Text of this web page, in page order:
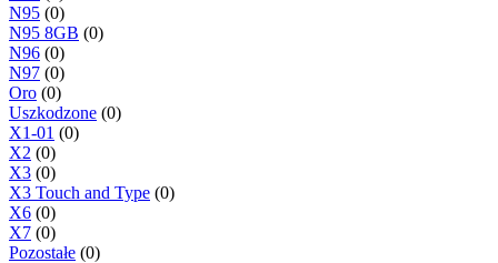
N95 (0)
N95 8GB (0)
N96 (0)
N97 (0)
Oro (0)
Uszkodzone (0)
X1-01 (0)
X2 (0)
X3 (0)
X3 Touch and Type (0)
X6 (0)
X7 (0)
Pozostałe (0)